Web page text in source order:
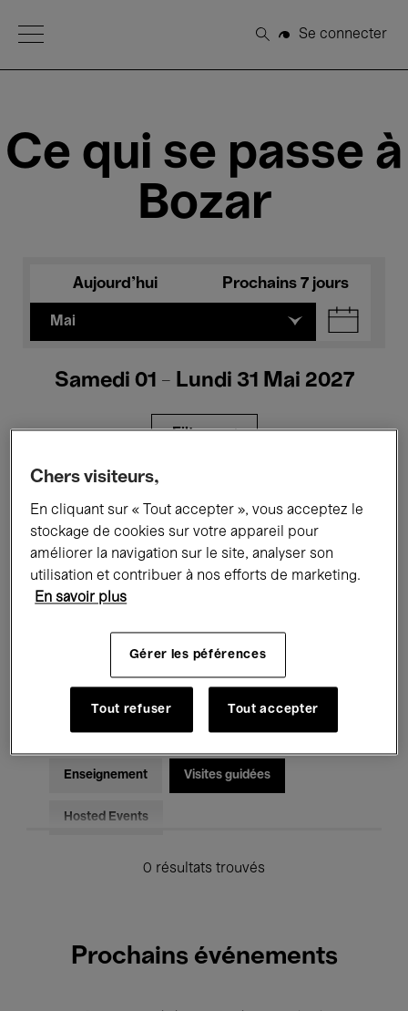
Open Menu
Rechercher
Se connecter
Ce qui se passe à
Bozar
Aujourd'hui Prochains 7 jours
Mai
Samedi 01 - Lundi 31 Mai 2027
Filtres
Expositions Films Performances
Rencontres & Débats Jazz
Musique électronique
Pour tous Kids’ Palace
Enseignement Visites guidées
Hosted Events
0 résultats trouvés
Prochains événements
Chers visiteurs,
En cliquant sur « Tout accepter », vous acceptez le
stockage de cookies sur votre appareil pour
améliorer la navigation sur le site, analyser son
utilisation et contribuer à nos efforts de marketing.
En savoir plus
Gérer les péférences
Tout refuser Tout accepter